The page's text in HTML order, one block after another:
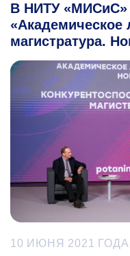
В НИТУ «МИСиС»
«Академическое
магистратура.
10 ИЮНЯ 2021 ГОДА